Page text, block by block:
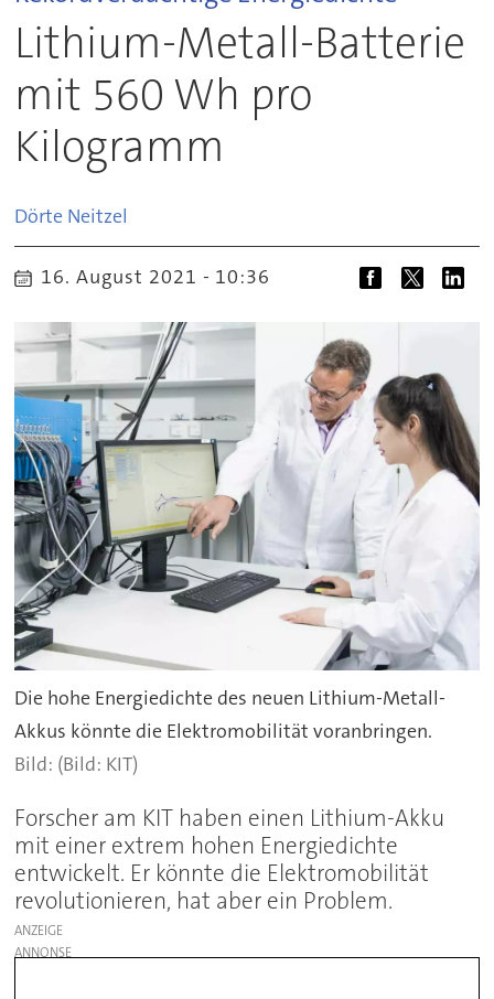
Lithium-Metall-Batterie
mit 560 Wh pro
Kilogramm
Dörte Neitzel
16. August 2021 - 10:36
Die hohe Energiedichte des neuen Lithium-Metall-
Akkus könnte die Elektromobilität voranbringen.
(Bild: KIT)
Forscher am KIT haben einen Lithium-Akku
mit einer extrem hohen Energiedichte
entwickelt. Er könnte die Elektromobilität
revolutionieren, hat aber ein Problem.
ANZEIGE